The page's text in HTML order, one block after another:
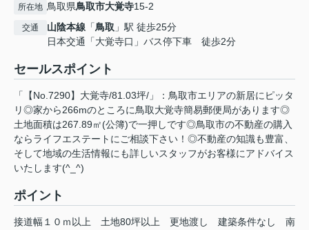
所在地 鳥取県鳥取市大覚寺15-2
交通 山陰本線 「鳥取 」駅 徒歩25分
日本交通「大覚寺口」バス停下車 徒歩2分
セールスポイント
「【No.7290】大覚寺/81.03坪/」：鳥取市エリアの新居にピッタ
リ◎家から266mのところに鳥取大覚寺簡易郵便局があります◎
土地面積は267.89㎡(公簿)で一押しです◎鳥取市の不動産の購入
ならライフエステートにご相談下さい！◎不動産の知識も豊富、
そして地域の生活情報にも詳しいスタッフがお客様にアドバイス
いたします(^_^)
ポイント
接道幅１０ｍ以上 土地80坪以上 更地渡し 建築条件なし
南